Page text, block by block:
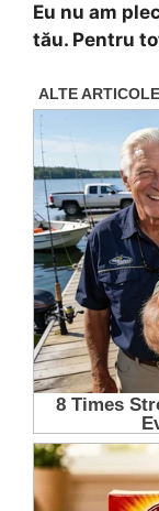
Eu nu am
tău. Pentru